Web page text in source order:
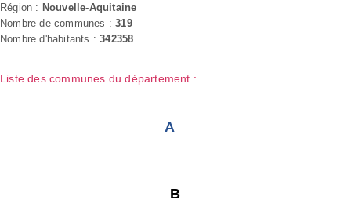
Région : Nouvelle-Aquitaine
Nombre de communes :319
Nombre d'habitants :342358
Liste des communes du département :
A
B